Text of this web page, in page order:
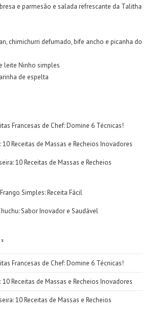
e parmesão e salada refrescante da Talitha
chimichurri defumado, bife ancho e picanha do
leite Ninho simples
de espelta
Francesas de Chef: Domine 6 Técnicas!
10 Receitas de Massas e Recheios Inovadores
10 Receitas de Massas e Recheios
Simples: Receita Fácil
Sabor Inovador e Saudável
Francesas de Chef: Domine 6 Técnicas!
10 Receitas de Massas e Recheios Inovadores
10 Receitas de Massas e Recheios